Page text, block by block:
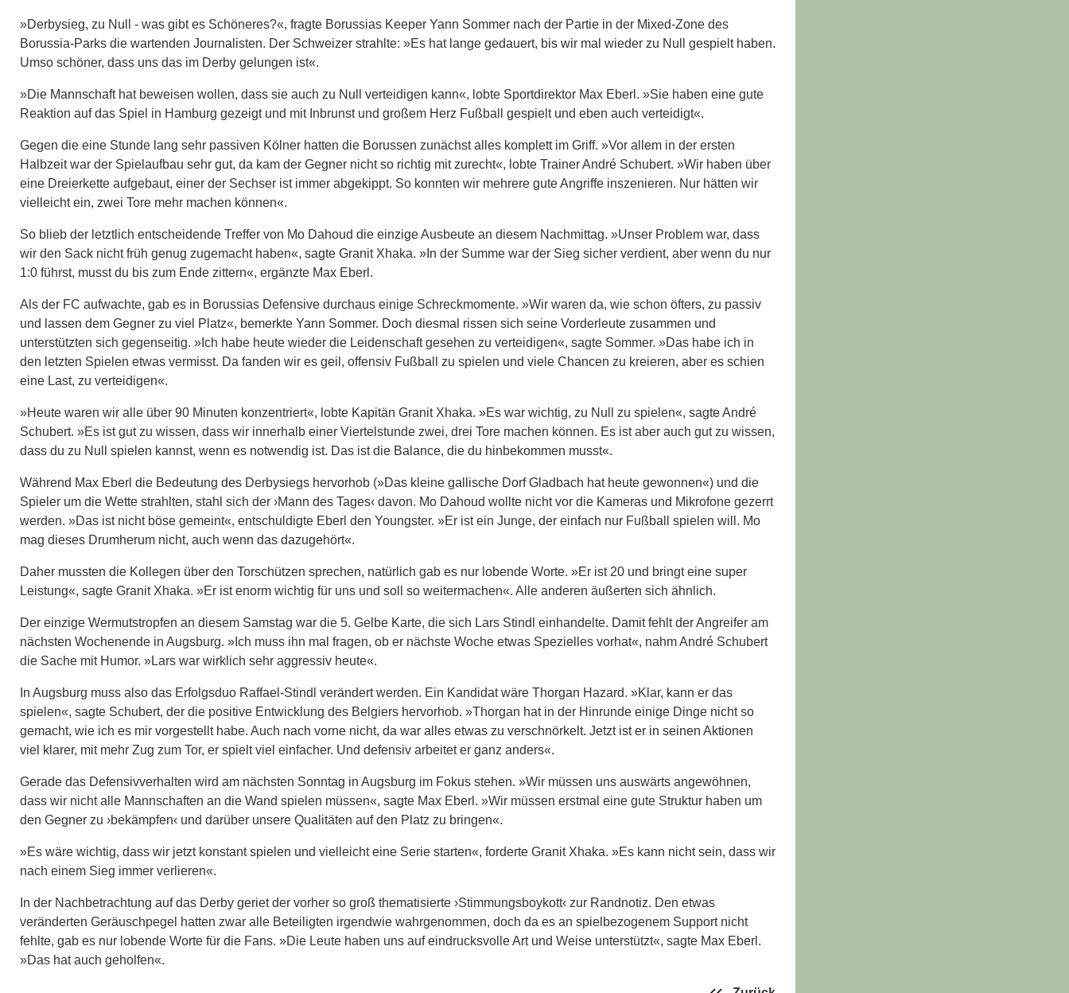
»Derbysieg, zu Null - was gibt es Schöneres?«, fragte Borussias Keeper Yann Sommer nach der Partie in der Mixed-Zone des
Borussia-Parks die wartenden Journalisten. Der Schweizer strahlte: »Es hat lange gedauert, bis wir mal wieder zu Null gespielt haben.
Umso schöner, dass uns das im Derby gelungen ist«.
»Die Mannschaft hat beweisen wollen, dass sie auch zu Null verteidigen kann«, lobte Sportdirektor Max Eberl. »Sie haben eine gute
Reaktion auf das Spiel in Hamburg gezeigt und mit Inbrunst und großem Herz Fußball gespielt und eben auch verteidigt«.
Gegen die eine Stunde lang sehr passiven Kölner hatten die Borussen zunächst alles komplett im Griff. »Vor allem in der ersten
Halbzeit war der Spielaufbau sehr gut, da kam der Gegner nicht so richtig mit zurecht«, lobte Trainer André Schubert. »Wir haben über
eine Dreierkette aufgebaut, einer der Sechser ist immer abgekippt. So konnten wir mehrere gute Angriffe inszenieren. Nur hätten wir
vielleicht ein, zwei Tore mehr machen können«.
So blieb der letztlich entscheidende Treffer von Mo Dahoud die einzige Ausbeute an diesem Nachmittag. »Unser Problem war, dass
wir den Sack nicht früh genug zugemacht haben«, sagte Granit Xhaka. »In der Summe war der Sieg sicher verdient, aber wenn du nur
1:0 führst, musst du bis zum Ende zittern«, ergänzte Max Eberl.
Als der FC aufwachte, gab es in Borussias Defensive durchaus einige Schreckmomente. »Wir waren da, wie schon öfters, zu passiv
und lassen dem Gegner zu viel Platz«, bemerkte Yann Sommer. Doch diesmal rissen sich seine Vorderleute zusammen und
unterstützten sich gegenseitig. »Ich habe heute wieder die Leidenschaft gesehen zu verteidigen«, sagte Sommer. »Das habe ich in
den letzten Spielen etwas vermisst. Da fanden wir es geil, offensiv Fußball zu spielen und viele Chancen zu kreieren, aber es schien
eine Last, zu verteidigen«.
»Heute waren wir alle über 90 Minuten konzentriert«, lobte Kapitän Granit Xhaka. »Es war wichtig, zu Null zu spielen«, sagte André
Schubert. »Es ist gut zu wissen, dass wir innerhalb einer Viertelstunde zwei, drei Tore machen können. Es ist aber auch gut zu wissen,
dass du zu Null spielen kannst, wenn es notwendig ist. Das ist die Balance, die du hinbekommen musst«.
Während Max Eberl die Bedeutung des Derbysiegs hervorhob (»Das kleine gallische Dorf Gladbach hat heute gewonnen«) und die
Spieler um die Wette strahlten, stahl sich der ›Mann des Tages‹ davon. Mo Dahoud wollte nicht vor die Kameras und Mikrofone gezerrt
werden. »Das ist nicht böse gemeint«, entschuldigte Eberl den Youngster. »Er ist ein Junge, der einfach nur Fußball spielen will. Mo
mag dieses Drumherum nicht, auch wenn das dazugehört«.
Daher mussten die Kollegen über den Torschützen sprechen, natürlich gab es nur lobende Worte. »Er ist 20 und bringt eine super
Leistung«, sagte Granit Xhaka. »Er ist enorm wichtig für uns und soll so weitermachen«. Alle anderen äußerten sich ähnlich.
Der einzige Wermutstropfen an diesem Samstag war die 5. Gelbe Karte, die sich Lars Stindl einhandelte. Damit fehlt der Angreifer am
nächsten Wochenende in Augsburg. »Ich muss ihn mal fragen, ob er nächste Woche etwas Spezielles vorhat«, nahm André Schubert
die Sache mit Humor. »Lars war wirklich sehr aggressiv heute«.
In Augsburg muss also das Erfolgsduo Raffael-Stindl verändert werden. Ein Kandidat wäre Thorgan Hazard. »Klar, kann er das
spielen«, sagte Schubert, der die positive Entwicklung des Belgiers hervorhob. »Thorgan hat in der Hinrunde einige Dinge nicht so
gemacht, wie ich es mir vorgestellt habe. Auch nach vorne nicht, da war alles etwas zu verschnörkelt. Jetzt ist er in seinen Aktionen
viel klarer, mit mehr Zug zum Tor, er spielt viel einfacher. Und defensiv arbeitet er ganz anders«.
Gerade das Defensivverhalten wird am nächsten Sonntag in Augsburg im Fokus stehen. »Wir müssen uns auswärts angewöhnen,
dass wir nicht alle Mannschaften an die Wand spielen müssen«, sagte Max Eberl. »Wir müssen erstmal eine gute Struktur haben um
den Gegner zu ›bekämpfen‹ und darüber unsere Qualitäten auf den Platz zu bringen«.
»Es wäre wichtig, dass wir jetzt konstant spielen und vielleicht eine Serie starten«, forderte Granit Xhaka. »Es kann nicht sein, dass wir
nach einem Sieg immer verlieren«.
In der Nachbetrachtung auf das Derby geriet der vorher so groß thematisierte ›Stimmungsboykott‹ zur Randnotiz. Den etwas
veränderten Geräuschpegel hatten zwar alle Beteiligten irgendwie wahrgenommen, doch da es an spielbezogenem Support nicht
fehlte, gab es nur lobende Worte für die Fans. »Die Leute haben uns auf eindrucksvolle Art und Weise unterstützt«, sagte Max Eberl.
»Das hat auch geholfen«.